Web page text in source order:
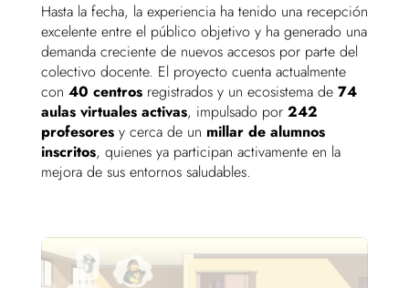
Hasta la fecha, la experiencia ha tenido una recepción
excelente entre el público objetivo y ha generado una
demanda creciente de nuevos accesos por parte del
colectivo docente. El proyecto cuenta actualmente
con 40 centrosregistrados y un ecosistema de 74
aulas virtuales activas, impulsado por 242
profesoresy cerca de un millar de alumnos
inscritos, quienes ya participan activamente en la
mejora de sus entornos saludables.